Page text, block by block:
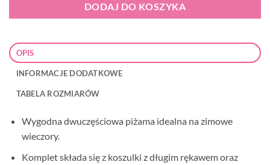
DODAJ DO KOSZYKA
OPIS
INFORMACJE DODATKOWE
TABELA ROZMIARÓW
Wygodna dwuczęściowa piżama idealna na zimowe
wieczory.
Komplet składa się z koszulki z długim rękawem oraz